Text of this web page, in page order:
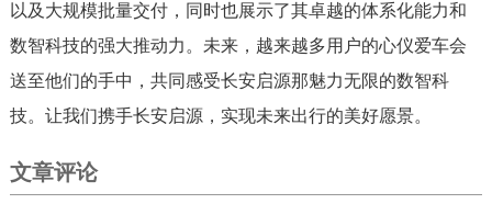
以及大规模批量交付，同时也展示了其卓越的体系化能力和
数智科技的强大推动力。未来，越来越多用户的心仪爱车会
送至他们的手中，共同感受长安启源那魅力无限的数智科
技。让我们携手长安启源，实现未来出行的美好愿景。
文章评论